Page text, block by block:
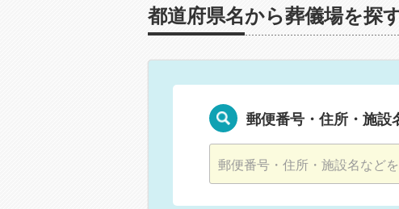
都道府県名から葬儀場を探
郵便番号・住所・施設